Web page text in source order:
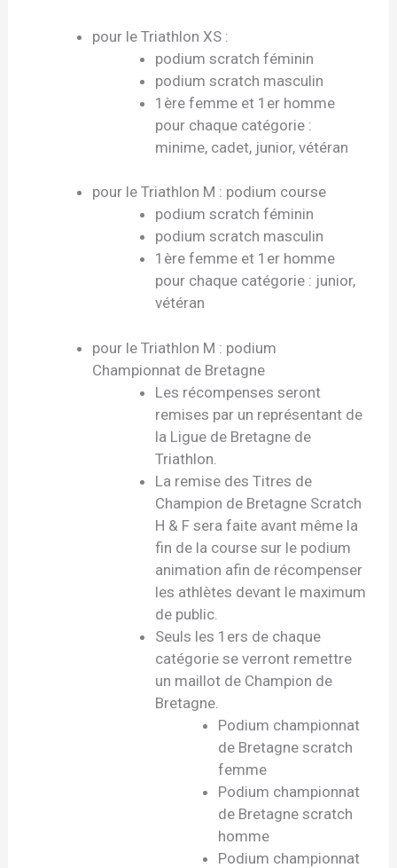
pour le Triathlon XS :
podium scratch féminin
podium scratch masculin
1ère femme et 1er homme
pour chaque catégorie :
minime, cadet, junior, vétéran
pour le Triathlon M : podium course
podium scratch féminin
podium scratch masculin
1ère femme et 1er homme
pour chaque catégorie : junior,
vétéran
pour le Triathlon M : podium
Championnat de Bretagne
Les récompenses seront
remises par un représentant de
la Ligue de Bretagne de
Triathlon.
La remise des Titres de
Champion de Bretagne Scratch
H & F sera faite avant même la
fin de la course sur le podium
animation afin de récompenser
les athlètes devant le maximum
de public.
Seuls les 1ers de chaque
catégorie se verront remettre
un maillot de Champion de
Bretagne.
Podium championnat
de Bretagne scratch
femme
Podium championnat
de Bretagne scratch
homme
Podium championnat